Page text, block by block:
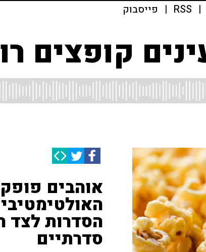
|
RSS
| פייסבוק
קופצים
אוהבים
הסדרות לצד
סדרתיים